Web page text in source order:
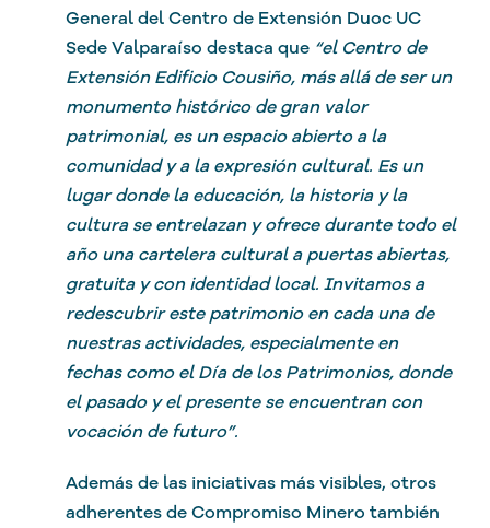
General del Centro de Extensión Duoc UC
Sede Valparaíso destaca que “el Centro de
Extensión Edificio Cousiño, más allá de ser un
monumento histórico de gran valor
patrimonial, es un espacio abierto a la
comunidad y a la expresión cultural. Es un
lugar donde la educación, la historia y la
cultura se entrelazan y ofrece durante todo el
año una cartelera cultural a puertas abiertas,
gratuita y con identidad local. Invitamos a
redescubrir este patrimonio en cada una de
nuestras actividades, especialmente en
fechas como el Día de los Patrimonios, donde
el pasado y el presente se encuentran con
vocación de futuro”.
Además de las iniciativas más visibles, otros
adherentes de Compromiso Minero también